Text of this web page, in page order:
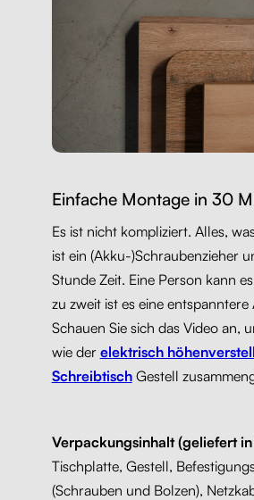
Einfache Montage in 30
Es ist nicht kompliziert. Alles,
ist ein (Akku-)Schraubenzieher
Stunde Zeit. Eine Person kann
zu zweit ist es eine entspanntere
Schauen Sie sich das Video an,
wie der elektrisch
SchreibtischGestell
Verpackungsinhalt (geliefert
Tischplatte, Gestell,
(Schrauben und Bolzen),